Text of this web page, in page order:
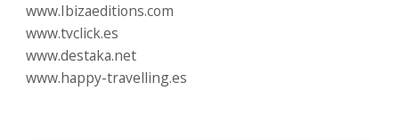
www.Ibizaeditions.com
www.tvclick.es
www.destaka.net
www.happy-travelling.es